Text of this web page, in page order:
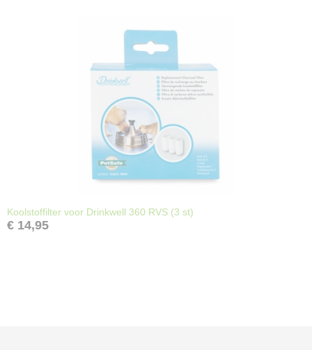
Koolstoffilter voor Drinkwell 360 RVS (3 st)
€ 14,95